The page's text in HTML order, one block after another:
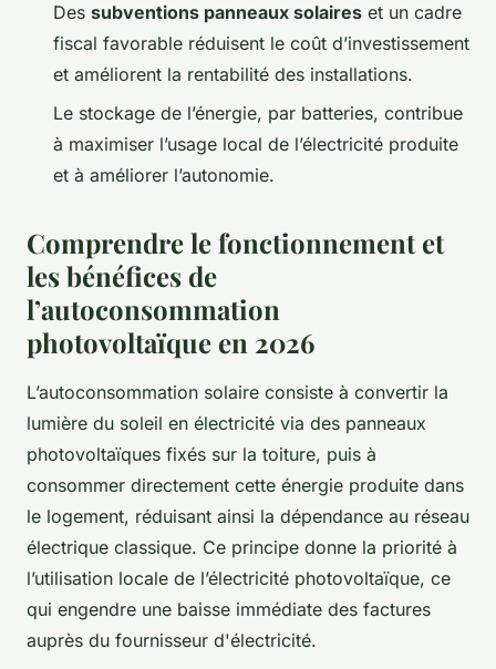
Des subventions panneaux solaires et un cadre
fiscal favorable réduisent le coût d’investissement
et améliorent la rentabilité des installations.
Le stockage de l’énergie, par batteries, contribue
à maximiser l’usage local de l’électricité produite
et à améliorer l’autonomie.
Comprendre le fonctionnement et
les bénéfices de
l’autoconsommation
photovoltaïque en 2026
L’autoconsommation solaire consiste à convertir la
lumière du soleil en électricité via des panneaux
photovoltaïques fixés sur la toiture, puis à
consommer directement cette énergie produite dans
le logement, réduisant ainsi la dépendance au réseau
électrique classique. Ce principe donne la priorité à
l’utilisation locale de l’électricité photovoltaïque, ce
qui engendre une baisse immédiate des factures
auprès du fournisseur d'électricité.